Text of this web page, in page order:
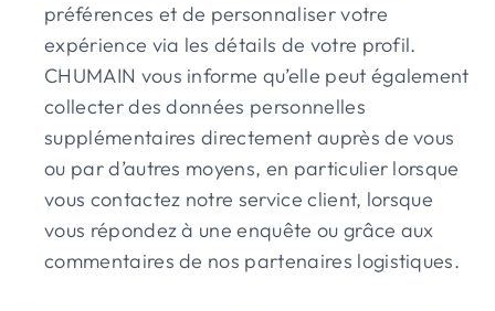
préférences et de personnaliser votre
expérience via les détails de votre profil.
CHUMAIN vous informe qu’elle peut également
collecter des données personnelles
supplémentaires directement auprès de vous
ou par d’autres moyens, en particulier lorsque
vous contactez notre service client, lorsque
vous répondez à une enquête ou grâce aux
commentaires de nos partenaires logistiques.